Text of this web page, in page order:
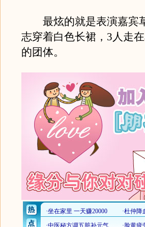
最炫的就是表演嘉宾
志穿着白色长裙，3人走
的团体。